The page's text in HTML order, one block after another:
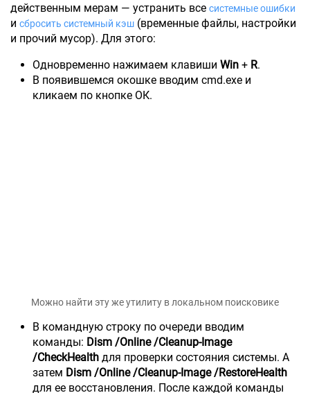
действенным мерам — устранить все системные ошибки
и сбросить системный кэш (временные файлы, настройки
и прочий мусор). Для этого:
Одновременно нажимаем клавиши Win + R.
В появившемся окошке вводим cmd.exe и
кликаем по кнопке ОК.
Можно найти эту же утилиту в локальном поисковике
В командную строку по очереди вводим
команды: Dism /Online /Cleanup-Image
/CheckHealth для проверки состояния системы. А
затем Dism /Online /Cleanup-Image /RestoreHealth
для ее восстановления. После каждой команды